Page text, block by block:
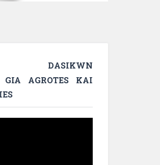
DASIKWN
GIA AGROTES KAI